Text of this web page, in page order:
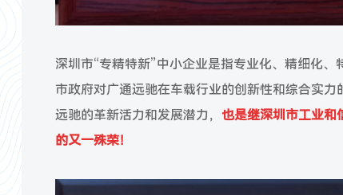
深圳市“专精特新”中小企业是指专业化、精细化
市政府对广通远驰在车载行业的创新性和综合实
远驰的革新活力和发展潜力， 也是继深圳市工业和
的又一殊荣！